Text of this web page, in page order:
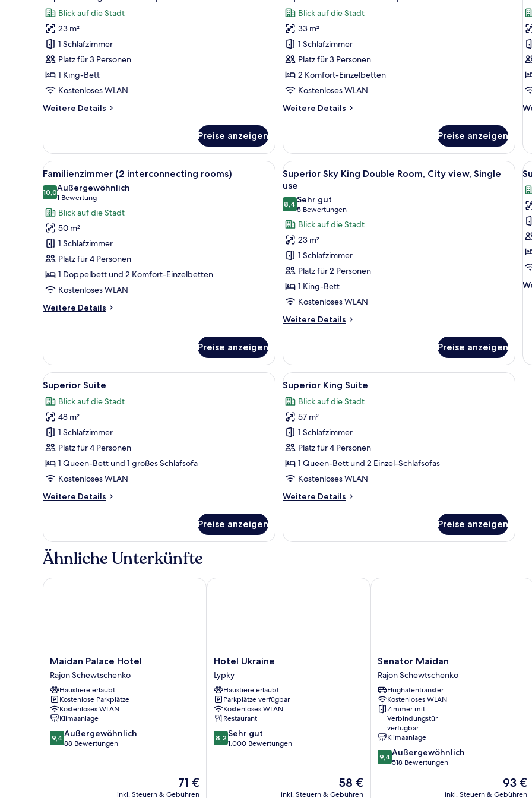
Fotos
für
Superior
King
Room
with
panorama
anzeigen
Blick auf die Stadt
23 m²
1 Schlafzimmer
Platz für 3 Personen
1 King-Bett
Kostenloses WLAN
Weitere Details
Weitere
King
Room
with
panorama
view
Preise anzeigen
Fotos
für
Superior
Twin
Room
with
panorama
anzeigen
Blick auf die Stadt
33 m²
1 Schlafzimmer
Platz für 3 Personen
2 Komfort-Einzelbetten
Kostenloses WLAN
Weitere Details
Weitere
Twin
Room
with
panorama
Preise anzeigen
Alle
Fotos
für
Familienzimmer
(2
interconnecting
rooms)
anzeigen
Ein Hotelzimmer mit zwei Betten, einem Schreibtisch, einem Stuhl und einem Kleiderschrank.
5
Familienzimmer (2 interconnecting rooms)
10,010,0 von 10
Außergewöhnlich
1 Bewertung
(1
Bewertung)
Blick auf die Stadt
50 m²
1 Schlafzimmer
Platz für 4 Personen
1 Doppelbett und 2 Komfort-Einzelbetten
Kostenloses WLAN
Weitere Details
Weitere
interconnecting
rooms)
Preise anzeigen
Alle
Fotos
für
Superior
Sky
King
Double
Room,
City
view,
Single
use
Ein modernes Hotelzimmer mit
7
Superior Sky King Double Room, City view, Single
use
8,48,4 von 10
Sehr gut
5 Bewertungen
(5
Bewertungen)
Blick auf die Stadt
23 m²
1 Schlafzimmer
Platz für 2 Personen
1 King-Bett
Kostenloses WLAN
Weitere Details
Weitere
Sky
King
Double
Room,
City
view,
Single
use
Preise anzeigen
Alle
Fotos
für
Superior
Suite
anzeigen
Ein modernes Hotelzimmer mit einem großen Bett, Blick auf die Stadt durch ein Fenster und einem
7
Superior Suite
Blick auf die Stadt
48 m²
1 Schlafzimmer
Platz für 4 Personen
1 Queen-Bett und 1 großes Schlafsofa
Kostenloses WLAN
Weitere Details
Weitere
Suite
Preise anzeigen
Alle
Fotos
für
Superior
King
Suite
anzeigen
Ein modernes Hotelzimmer mit
7
Superior King Suite
Blick auf die Stadt
57 m²
1 Schlafzimmer
Platz für 4 Personen
1 Queen-Bett und 2 Einzel-Schlafsofas
Kostenloses WLAN
Weitere Details
Weitere
King
Preise anzeigen
Ähnliche Unterkünfte
Maidan
Palace
Hotel
Rajon
Schewtschenko
Maidan Palace Hotel
Rajon Schewtschenko
Haustiere erlaubt
Kostenlose Parkplätze
Kostenloses WLAN
Klimaanlage
9.4
von
9,4 Außergewöhnlich
88 Bewertungen
Der
Preis
71 €
inkl. Steuern & Gebühren
Maidan Palace Hotel
Hotel
Ukraine
Lypky
Hotel Ukraine
Lypky
Haustiere erlaubt
Parkplätze verfügbar
Kostenloses WLAN
Restaurant
8.2
von
8,2 Sehr gut
1.000 Bewertungen
Der
Preis
58 €
inkl. Steuern & Gebühren
Hotel Ukraine
Senator
Maidan
Rajon
Schewtschenko
Senator Maidan
Rajon Schewtschenko
Flughafentransfer
Kostenloses WLAN
Zimmer mit
Verbindungstür
verfügbar
Klimaanlage
9.4
von
9,4 Außergewöhnlich
518 Bewertungen
Der
Preis
93 €
inkl. Steuern & Gebühren
Senator Maidan